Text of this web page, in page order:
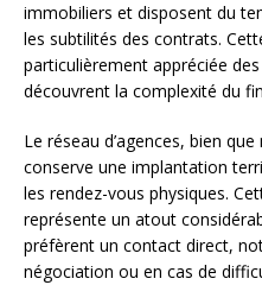
immobiliers et disposent du
les subtilités des contrats.
particulièrement appréciée
découvrent la complexité du
Le réseau d’agences, bien
conserve une implantation
les rendez-vous physiques.
représente un atout
préfèrent un contact direct,
négociation ou en cas de